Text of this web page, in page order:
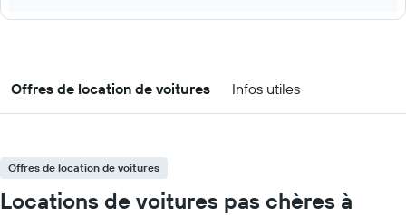
Offres de location de voitures Infos utiles
Offres de location de voitures
Locations de voitures pas chères à